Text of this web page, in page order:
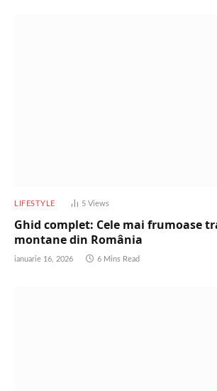
LIFESTYLE 5 Views
Ghid complet: Cele mai frumoase
montane din România
ianuarie 16, 2026 6 Mins Read